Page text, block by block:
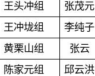
王头冲组 张茂元
王冲垅组 李纯子
黄栗山组 张云
陈家元组 邱云洪